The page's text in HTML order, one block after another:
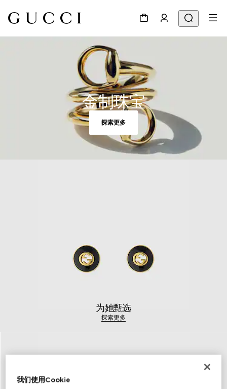
金制珠宝
探索更多
为她甄选
探索更多
我们使用Cookie